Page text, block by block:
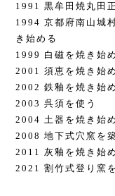
1991 黒牟田焼丸田
1994 京都府南山城
き始める
1999 白磁を焼き始
2001 須恵を焼き始
2002 鉄釉を焼き始
2003 呉須を使う
2004 土器を焼き始
2008 地下式穴窯を
2011 灰釉を焼き始
2021 割竹式登り窯